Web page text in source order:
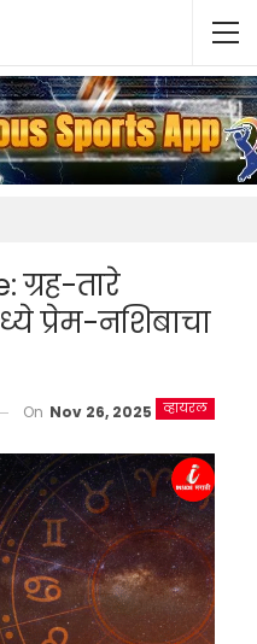
ग्रह-तारे
प्रेम-नशिबाचा
व्हायरल
On Nov 26, 2025